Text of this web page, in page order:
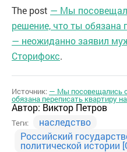
The post — Мы
решение, что ты обязана
— неожиданно заявил
Сторифокс.
Источник: — Мы посовещались
обязана переписать квартиру
Автор: Виктор Петров
Теги:
наследство
Российский
политической истории